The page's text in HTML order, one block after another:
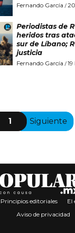
Fernando García /
Periodistas de
heridos tras
sur de Líbano;
justicia
Fernando García /
1 Siguiente
Principios editoriales El
Aviso de privacidad